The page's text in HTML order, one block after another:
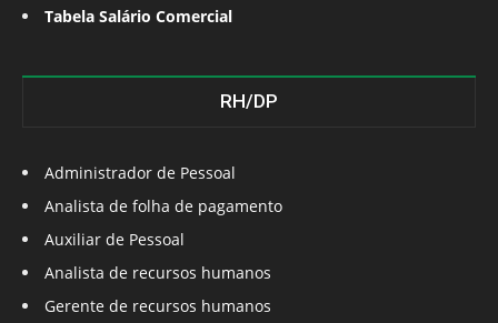
Tabela Salário Comercial
RH/DP
Administrador de Pessoal
Analista de folha de pagamento
Auxiliar de Pessoal
Analista de recursos humanos
Gerente de recursos humanos